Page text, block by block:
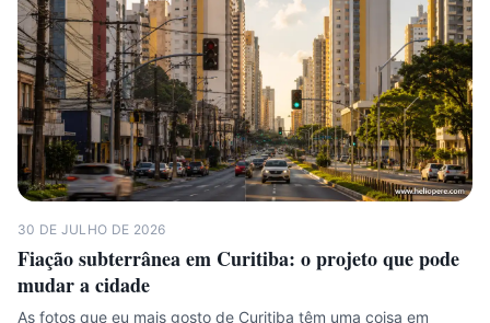
30 DE JULHO DE 2026
Fiação subterrânea em Curitiba: o projeto que pode
mudar a cidade
As fotos que eu mais gosto de Curitiba têm uma coisa em